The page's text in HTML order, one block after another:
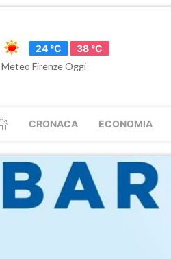
24 °C
38 °C
Meteo Firenze Oggi
CRONACA ECONOMIA